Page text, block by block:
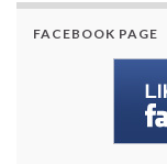
FACEBOOK PAGE